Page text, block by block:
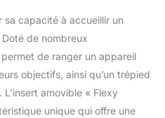
sa capacité à accueillir un
de nombreux
de ranger un appareil
objectifs, ainsi qu’un trépied
amovible « Flexy
unique qui offre une